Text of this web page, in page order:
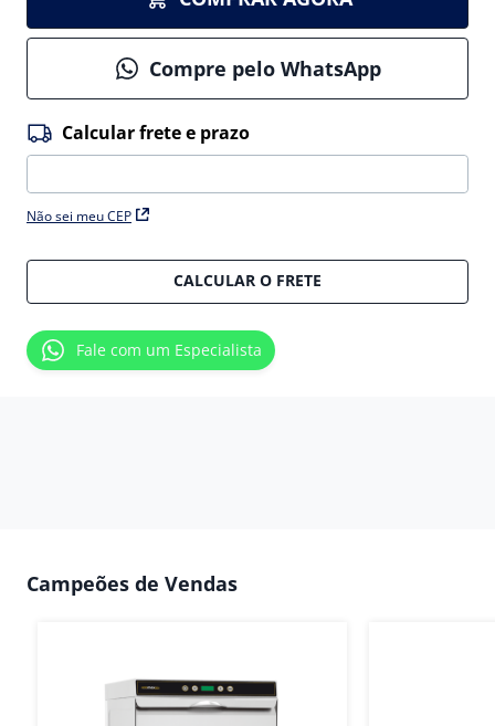
Compre pelo WhatsApp
Não sei meu CEP
CALCULAR O FRETE
Fale com um Especialista
Campeões de Vendas